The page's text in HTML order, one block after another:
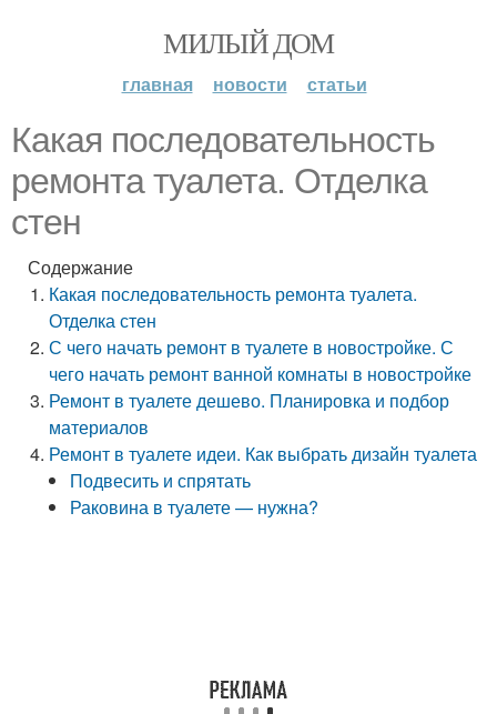
МИЛЫЙ ДОМ
главная новости статьи
Какая последовательность
ремонта туалета. Отделка
стен
Содержание
Какая последовательность ремонта туалета.
Отделка стен
С чего начать ремонт в туалете в новостройке. С
чего начать ремонт ванной комнаты в новостройке
Ремонт в туалете дешево. Планировка и подбор
материалов
Ремонт в туалете идеи. Как выбрать дизайн туалета
Подвесить и спрятать
Раковина в туалете — нужна?